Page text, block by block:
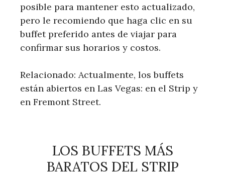
posible para mantener esto actualizado,
pero le recomiendo que haga clic en su
buffet preferido antes de viajar para
confirmar sus horarios y costos.
Relacionado: Actualmente, los buffets
están abiertos en Las Vegas: en el Strip y
en Fremont Street.
LOS BUFFETS MÁS
BARATOS DEL STRIP